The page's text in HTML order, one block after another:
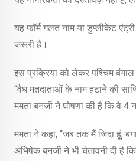
यह फॉर्म गलत नाम या डुप्लीकेट
जरूरी है।
इस प्रक्रिया को लेकर पश्चिम
“वैध मतदाताओं के नाम हटाने की
ममता बनर्जी ने घोषणा की है कि वे 4
ममता ने कहा, “जब तक मैं जिंदा हूं,
अभिषेक बनर्जी ने भी चेतावनी दी है